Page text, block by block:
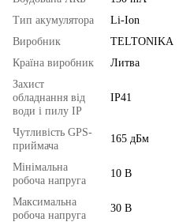
Тип акумулятора
Li-Ion
Виробник
TELTONIKA
Країна виробник
Литва
Захист
обладнання від
води і пилу IP
IP41
Чутливість GPS-
приймача
165 дБм
Мінімальна
робоча напруга
10 В
Максимальна
робоча напруга
30 В